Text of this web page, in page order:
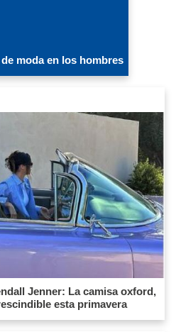
moda en los hombres
Jenner: La camisa oxford,
esta primavera